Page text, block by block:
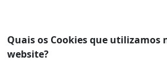
Quais os Cookies que utilizamos
website?